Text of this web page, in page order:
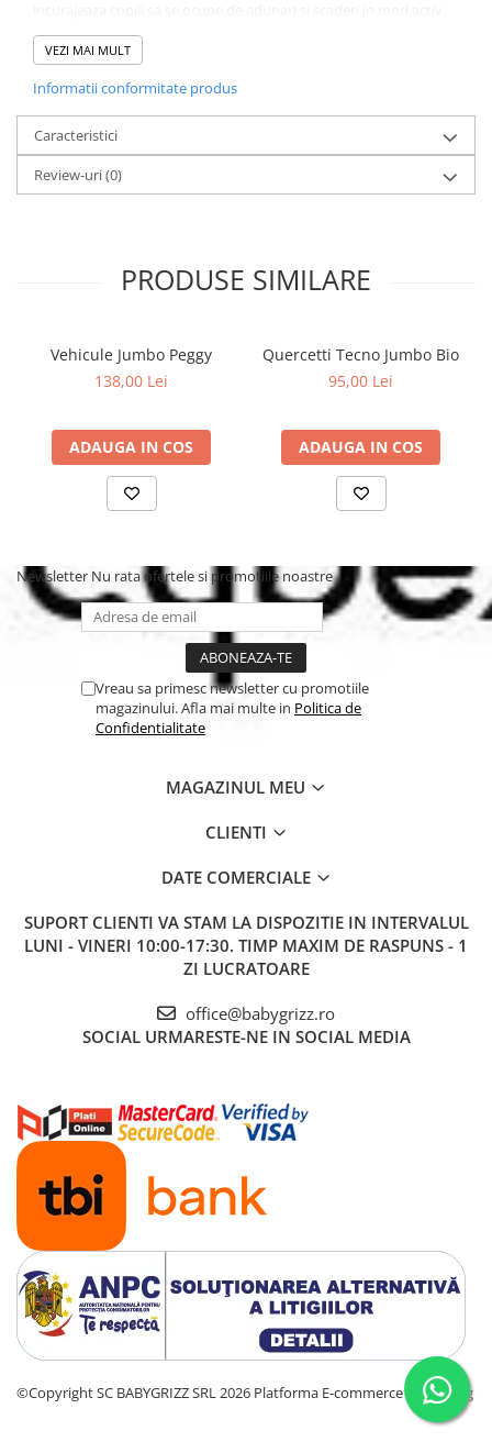
Fabricat in Germania pentru o calitate excelenta a produsului, la
cele mai inalte standarde de calitate. Dimensiuni: 21.5 x 27 x 10.5
VEZI MAI MULT
Informatii conformitate produs
Caracteristici
Review-uri(0)
PRODUSE SIMILARE
Vehicule Jumbo Peggy
138,00 Lei
ADAUGA IN COS
Quercetti Tecno Jumbo Bio
95,00 Lei
ADAUGA IN COS
Newsletter Nu rata ofertele si promotiile noastre
Vreau sa primesc newsletter cu promotiile
magazinului. Afla mai multe in Politica de
Confidentialitate
MAGAZINUL MEU
CLIENTI
DATE COMERCIALE
SUPORT CLIENTI VA STAM LA DISPOZITIE IN INTERVALUL
LUNI - VINERI 10:00-17:30. TIMP MAXIM DE RASPUNS - 1
ZI LUCRATOARE
office@babygrizz.ro
SOCIAL URMARESTE-NE IN SOCIAL MEDIA
©Copyright SC BABYGRIZZ SRL 2026 Platforma E-commerce by Gomag